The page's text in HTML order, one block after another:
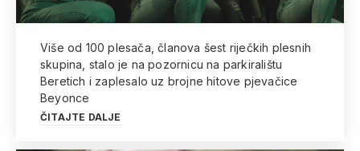
Više od 100 plesača, članova šest riječkih plesnih
skupina, stalo je na pozornicu na parkiralištu
Beretich i zaplesalo uz brojne hitove pjevačice
Beyonce
ČITAJTE DALJE